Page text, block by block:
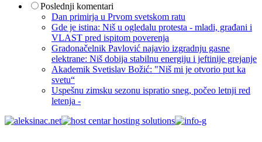
Poslednji komentari
Dan primirja u Prvom svetskom ratu
Gde je istina: Niš u ogledalu protesta - mladi, građani i
VLAST pred ispitom poverenja
Gradonačelnik Pavlović najavio izgradnju gasne
elektrane: Niš dobija stabilnu energiju i jeftinije grejanje
Akademik Svetislav Božić: "Niš mi je otvorio put ka
svetu“
Uspešnu zimsku sezonu ispratio sneg, počeo letnji red
letenja -